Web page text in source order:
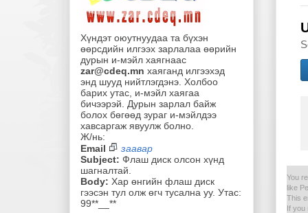
You
like
This
If you
Хүндэт оюутнуудаа та бүхэн
өөрсдийн илгээх зарлалаа өөрийн
дурын и-мэйл хаягнаас
zar@cdeq.mn хаяганд илгээхэд
энд шууд нийтлэгдэнэ. Холбоо
барих утас, и-мэйл хаягаа
бичээрэй. Дурын зарлал байж
болох бөгөөд зураг и-мэйлдээ
хавсаргаж явуулж болно.
Ж/нь:
Email
заавар
Subject: Флаш диск олсон хүнд
шагналтай.
Body: Хар өнгийн флаш диск
гээсэн тул олж өгч тусална уу. Утас:
99**__**